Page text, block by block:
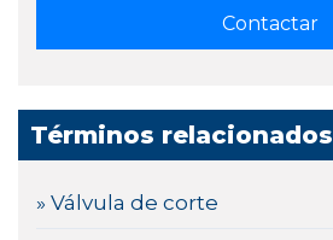
Términos relacionados
» Válvula de corte